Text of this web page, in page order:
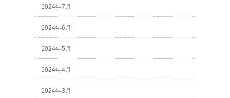
2024年7月
2024年6月
2024年5月
2024年4月
2024年3月